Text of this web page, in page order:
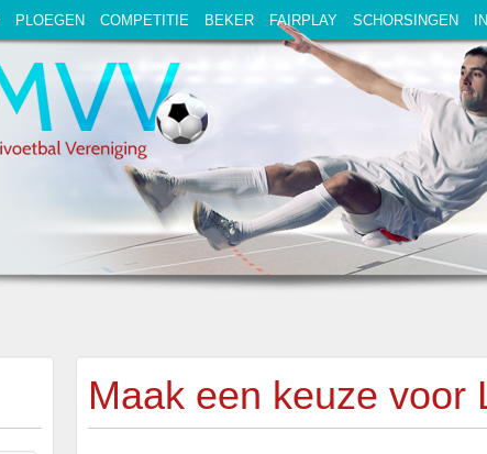
PLOEGEN COMPETITIE BEKER FAIRPLAY SCHORSINGEN
Maak een keuze voor